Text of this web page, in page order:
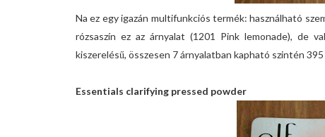
Na ez egy igazán multifunkciós termék: használható
rózsaszín ez az árnyalat (1201 Pink lemonade), de
kiszerelésű, összesen 7 árnyalatban kapható szintén
Essentials clarifying pressed powder